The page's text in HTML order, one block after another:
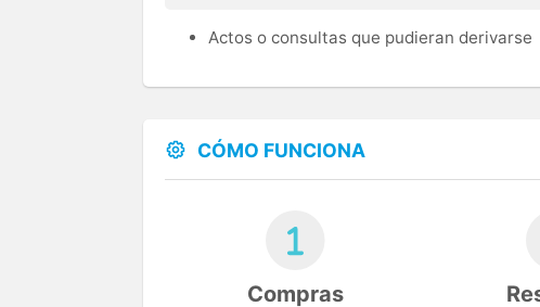
Actos o consultas que pudieran derivarse
CÓMO FUNCIONA
Compras